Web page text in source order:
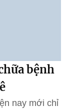
bệnh
nay mới chỉ